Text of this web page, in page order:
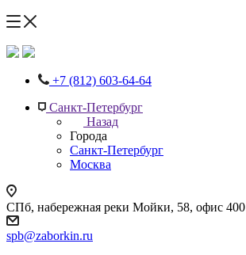
+7 (812) 603-64-64
Санкт-Петербург
Назад
Города
Санкт-Петербург
Москва
СПб, набережная реки Мойки, 58, офис 400
spb@zaborkin.ru